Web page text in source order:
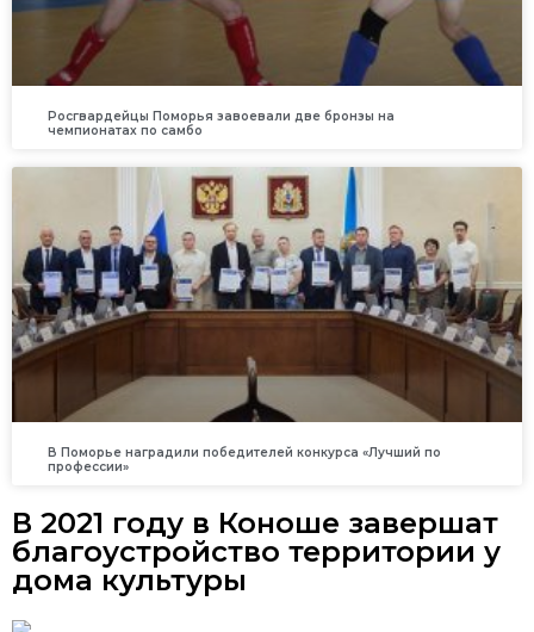
Росгвардейцы Поморья завоевали две бронзы на
чемпионатах по самбо
В Поморье наградили победителей конкурса «Лучший по
профессии»
В 2021 году в Коноше завершат
благоустройство территории у
дома культуры